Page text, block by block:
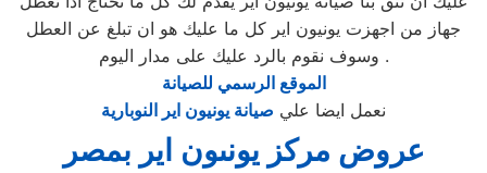
جهاز من اجهزت يونيون اير كل ما عليك هو ان تبلغ عن العطل
وسوف نقوم بالرد عليك على مدار اليوم .
الموقع الرسمي للصيانة
نعمل ايضا علي صيانة يونيون اير النوبارية
عروض مركز يونىون اير بمصر